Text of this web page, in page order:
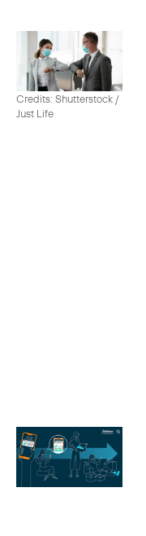
Credits: Shutterstock /
Just Life